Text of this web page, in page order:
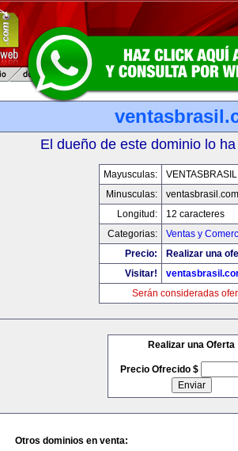
El dueño de este dominio lo
Mayusculas:
Minusculas:
ventasbrasil.com
Longitud:
12 caracteres
Categorias:
Ventas y
Precio:
Realizar una
Visitar!
Serán consideradas
Realizar una Oferta
Precio Ofrecido $
Otros dominios en venta: